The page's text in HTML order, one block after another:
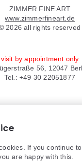
ZIMMER FINE ART
www.zimmerfineart.de
2026 all rights reserved
visit by appointment only
56, 12047
Tel.: +49 30 22051877
Impressum/Datenschutz
If you continue
are happy with this.